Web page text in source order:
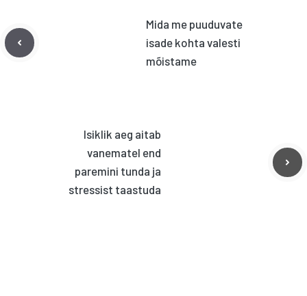
Mida me puuduvate
isade kohta valesti
mõistame
Isiklik aeg aitab
vanematel end
paremini tunda ja
stressist taastuda